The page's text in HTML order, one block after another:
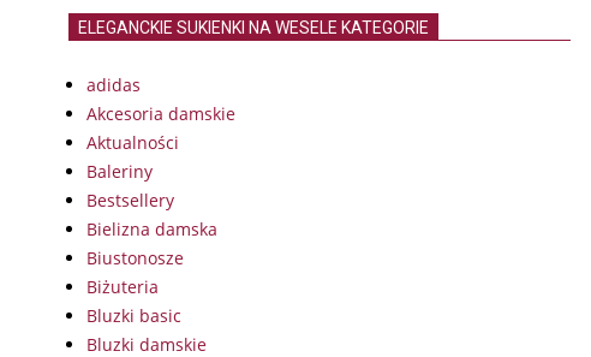
ELEGANCKIE SUKIENKI NA WESELE KATEGORIE
adidas
Akcesoria damskie
Aktualności
Baleriny
Bestsellery
Bielizna damska
Biustonosze
Biżuteria
Bluzki basic
Bluzki damskie